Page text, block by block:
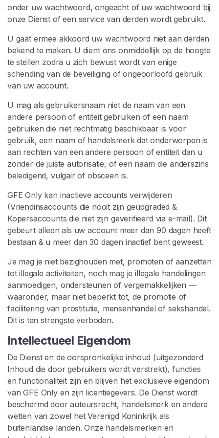
onder uw wachtwoord, ongeacht of uw wachtwoord bij
onze Dienst of een service van derden wordt gebruikt.
U gaat ermee akkoord uw wachtwoord niet aan derden
bekend te maken. U dient ons onmiddellijk op de hoogte
te stellen zodra u zich bewust wordt van enige
schending van de beveiliging of ongeoorloofd gebruik
van uw account.
U mag als gebruikersnaam niet de naam van een
andere persoon of entiteit gebruiken of een naam
gebruiken die niet rechtmatig beschikbaar is voor
gebruik, een naam of handelsmerk dat onderworpen is
aan rechten van een andere persoon of entiteit dan u
zonder de juiste autorisatie, of een naam die anderszins
beledigend, vulgair of obsceen is.
GFE Only kan inactieve accounts verwijderen
(Vriendinsaccounts die nooit zijn geüpgraded &
Kopersaccounts die niet zijn geverifieerd via e-mail). Dit
gebeurt alleen als uw account meer dan 90 dagen heeft
bestaan & u meer dan 30 dagen inactief bent geweest.
Je mag je niet bezighouden met, promoten of aanzetten
tot illegale activiteiten, noch mag je illegale handelingen
aanmoedigen, ondersteunen of vergemakkelijken —
waaronder, maar niet beperkt tot, de promotie of
facilitering van prostitutie, mensenhandel of sekshandel.
Dit is ten strengste verboden.
Intellectueel Eigendom
De Dienst en de oorspronkelijke inhoud (uitgezonderd
Inhoud die door gebruikers wordt verstrekt), functies
en functionaliteit zijn en blijven het exclusieve eigendom
van GFE Only en zijn licentiegevers. De Dienst wordt
beschermd door auteursrecht, handelsmerk en andere
wetten van zowel het Verenigd Koninkrijk als
buitenlandse landen. Onze handelsmerken en